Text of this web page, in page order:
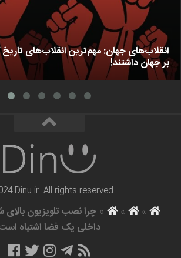
انقلاب‌های جهان: مهم‌ترین انقلاب‌های
بر جهان داشتند!
Dinu.ir. All rights reserved.
»
»
» چرا نصب تلویزیون بالای
داخلی یک فضا اشتباه